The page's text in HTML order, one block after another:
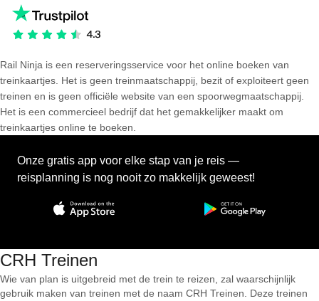
Rail Ninja is een reserveringsservice voor het online boeken van
treinkaartjes. Het is geen treinmaatschappij, bezit of exploiteert geen
treinen en is geen officiële website van een spoorwegmaatschappij.
Het is een commercieel bedrijf dat het gemakkelijker maakt om
treinkaartjes online te boeken.
Onze gratis app voor elke stap van je reis —
reisplanning is nog nooit zo makkelijk geweest!
CRH Treinen
Wie van plan is uitgebreid met de trein te reizen, zal waarschijnlijk
gebruik maken van treinen met de naam CRH Treinen. Deze treinen